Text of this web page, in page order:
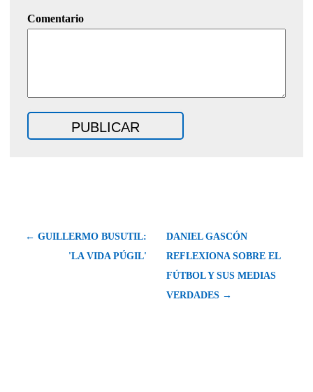
Comentario
← GUILLERMO BUSUTIL:
'LA VIDA PÚGIL'
DANIEL GASCÓN
REFLEXIONA SOBRE EL
FÚTBOL Y SUS MEDIAS
VERDADES →